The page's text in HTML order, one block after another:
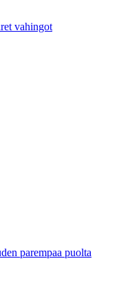
vahingot
parempaa puolta